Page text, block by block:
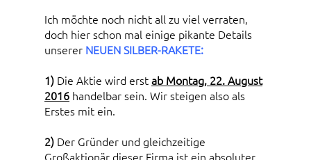
Ich möchte noch nicht all zu viel verraten,
doch hier schon mal einige pikante Details
unserer NEUEN SILBER-RAKETE:
1) Die Aktie wird erstab Montag, 22. August
2016 handelbar sein. Wir steigen also als
Erstes mit ein.
2) Der Gründer und gleichzeitige
Großaktionär dieser Firma ist ein absoluter